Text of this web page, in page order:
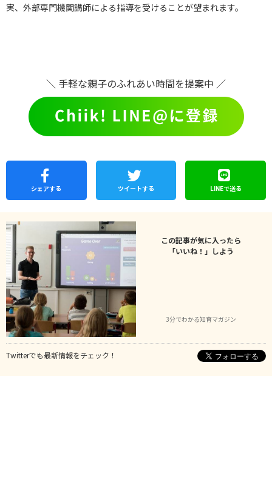
実、外部専門機関講師による指導を受けることが望まれます。
＼ 手軽な親子のふれあい時間を提案中 ／
シェアする ツイートする LINEで送る
この記事が気に入ったら
「いいね！」しよう
3分でわかる知育マガジン
Twitterでも最新情報をチェック！